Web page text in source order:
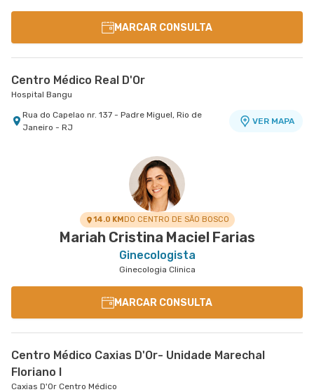
MARCAR CONSULTA
Centro Médico Real D'Or
Hospital Bangu
Rua do Capelao nr. 137 - Padre Miguel, Rio de
Janeiro - RJ
VER MAPA
14.0 KMDO CENTRO DE SÃO BOSCO
Mariah Cristina Maciel Farias
Ginecologista
Ginecologia Clinica
MARCAR CONSULTA
Centro Médico Caxias D'Or- Unidade Marechal
Floriano I
Caxias D'Or Centro Médico